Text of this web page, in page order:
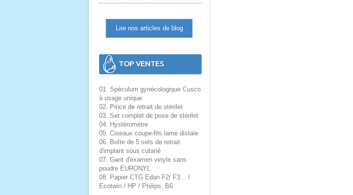
Lire nos articles de blog
TOP VENTES
01. Spéculum gynécologique Cusco
à usage unique
02. Pince de retrait de stérilet
03. Set complet de pose de stérilet
04. Hystéromètre
05. Ciseaux coupe-fils lame distale
06. Boîte de 5 sets de retrait
d'implant sous cutané
07. Gant d'examen vinyle sans
poudre EURONYL
08. Papier CTG Edan F2/ F3... /
Ecotwin / HP / Philips, B6